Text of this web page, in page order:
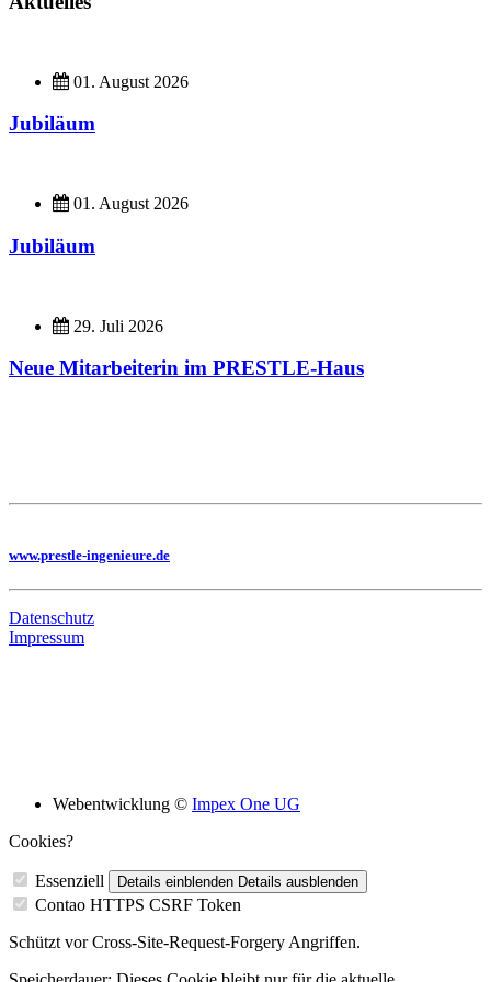
01. August 2026
Jubiläum
01. August 2026
Jubiläum
29. Juli 2026
Neue Mitarbeiterin im PRESTLE-Haus
www.prestle-ingenieure.de
Datenschutz
Impressum
Webentwicklung © Impex One UG
Cookies?
Essenziell Details einblenden Details ausblenden
Contao HTTPS CSRF Token
Schützt vor Cross-Site-Request-Forgery Angriffen.